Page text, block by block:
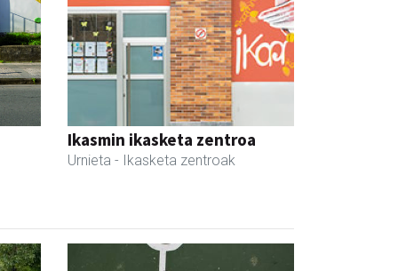
Ikasmin ikasketa zentroa
Urnieta - Ikasketa zentroak